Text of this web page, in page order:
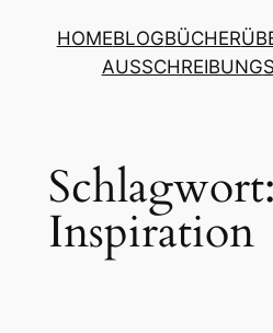
HOMEBLOGBÜCHER
AUSSCHREIBUNG
Schlagwort:
Inspiration